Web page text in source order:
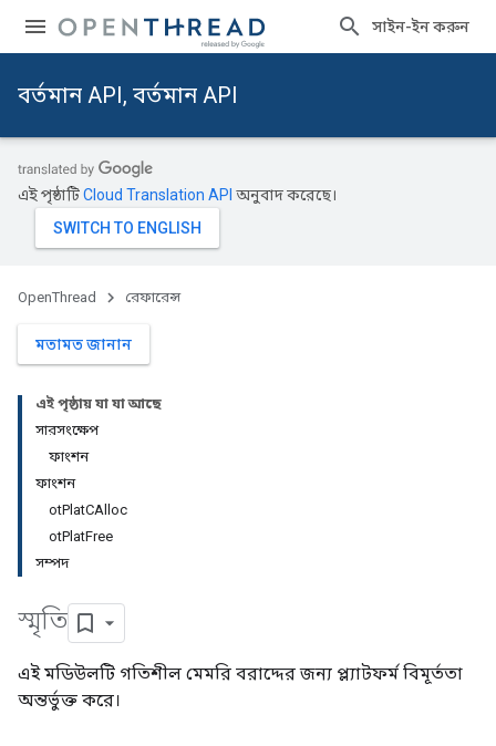
সাইন-ইন করুন
বর্তমান API, বর্তমান API
এই পৃষ্ঠাটিCloud Translation API অনুবাদ করেছে।
OpenThread রেফারেন্স
মতামত জানান
এই পৃষ্ঠায় যা যা আছে
সারসংক্ষেপ
ফাংশন
ফাংশন
otPlatCAlloc
otPlatFree
সম্পদ
স্মৃতি
এই মডিউলটি গতিশীল মেমরি বরাদ্দের জন্য প্ল্যাটফর্ম বিমূর্ততা
অন্তর্ভুক্ত করে।